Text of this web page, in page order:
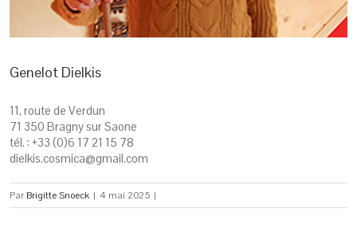
Genelot Dielkis
11, route de Verdun
71 350 Bragny sur Saone
tél. : +33 (0)6 17 21 15 78
dielkis.cosmica@gmail.com
Par Brigitte Snoeck | 4 mai 2025 |